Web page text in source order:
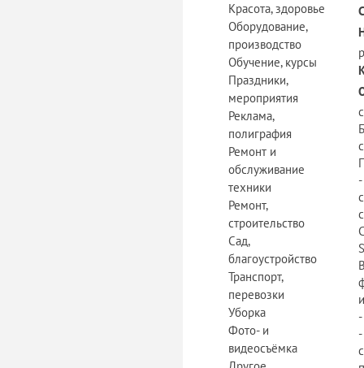
Красота, здоровье
Оборудование,
производство
Обучение, курсы
Праздники,
мероприятия
Реклама,
полиграфия
Ремонт и
обслуживание
техники
Ремонт,
строительство
Сад,
благоустройство
Транспорт,
перевозки
Уборка
Фото- и
видеосъёмка